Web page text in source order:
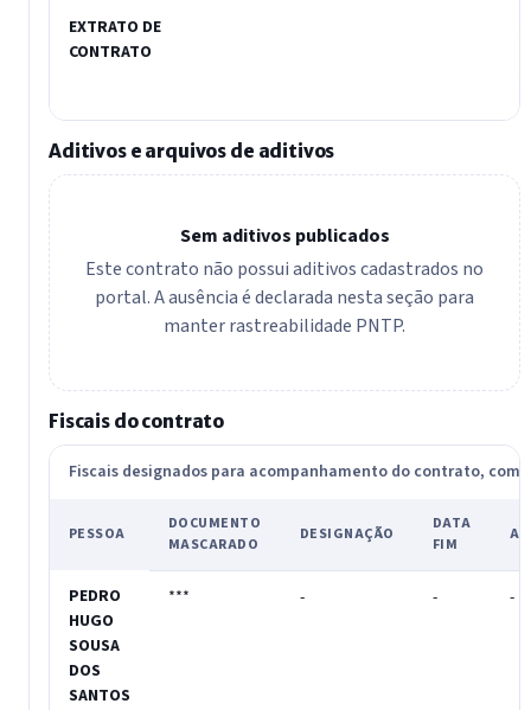
EXTRATO DE
CONTRATO
Aditivos e arquivos de aditivos
Sem aditivos publicados
Este contrato não possui aditivos cadastrados no
portal. A ausência é declarada nesta seção para
manter rastreabilidade PNTP.
Fiscais do contrato
Fiscais designados para acompanhamento do contrato, com
PESSOA
DOCUMENTO
MASCARADO
DESIGNAÇÃO
DATA
FIM
PEDRO
HUGO
SOUSA
DOS
SANTOS
*** - - -